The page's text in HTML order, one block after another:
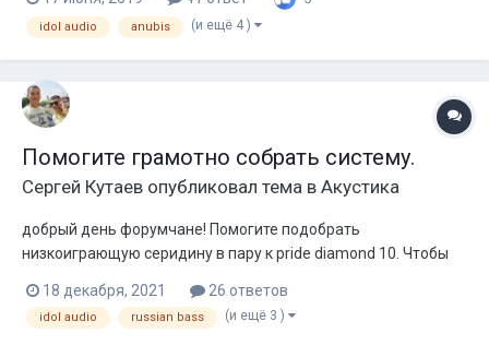
более 15 лет занимаюсь автозвуком - очень люблю это
занятие! Неоднократно выступал на соревнованиях и
idol audio anubis (и ещё 4 )
Помогите грамотно собрать систему.
Сергей Кутаев опубликовал тема в Акустика
добрый день форумчане! Помогите подобрать
низкоиграющую серидину в пару к pride diamond 10. Чтобы
же лучше поканально? Интерес мой пал на Russian Bass
M165ST Street либо dl audio pheonix, но как то жалко денег на
18 декабря, 2021 26 ответов
idol audio russian bass (и ещё 3 )